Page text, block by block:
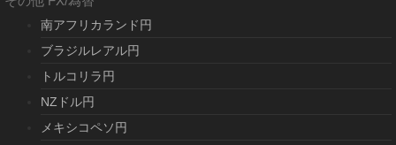
南アフリカランド円
ブラジルレアル円
トルコリラ円
NZドル円
メキシコペソ円